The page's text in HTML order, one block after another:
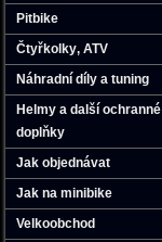
Pitbike
Čtyřkolky‚ ATV
Náhradní díly a tuning
Helmy a další ochranné
doplňky
Jak objednávat
Jak na minibike
Velkoobchod